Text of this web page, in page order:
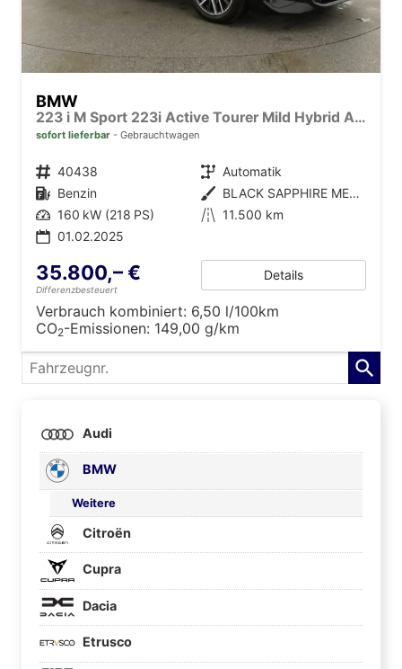
BMW
223 i M Sport 223i Active Tourer Mild Hybrid Automatik, HarmanKardon, LED, HUD, Pano, Leder, 1. Hand
sofort lieferbar Gebrauchtwagen
Fahrzeugnr. 40438 Getriebe Automatik
Kraftstoff Benzin Außenfarbe
BLACK SAPPHIRE METALLIC
Leistung 160 kW (218 PS) Kilometerstand 11.500 km
01.02.2025
35.800,– €
Differenzbesteuert
Details
Verbrauch kombiniert: 6,50 l/100km
CO2-Emissionen: 149,00 g/km
Fahrzeugnr.
Audi
BMW
Weitere
Citroën
Cupra
Dacia
Etrusco